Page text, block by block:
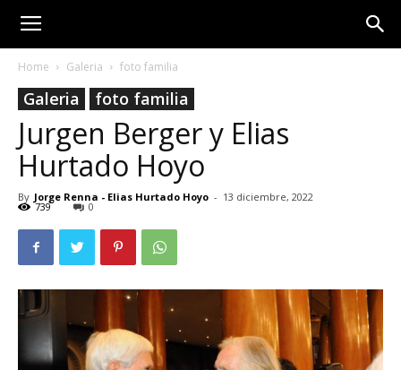
Home Galeria foto familia
Galeria foto familia
Jurgen Berger y Elias
Hurtado Hoyo
By Jorge Renna - Elias Hurtado Hoyo - 13 diciembre, 2022
739 0